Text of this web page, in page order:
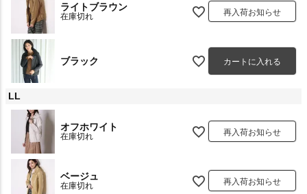
ライトブラウン
在庫切れ 再入荷お知らせ
ブラック カートに入れる
LL
オフホワイト
在庫切れ 再入荷お知らせ
ベージュ
在庫切れ 再入荷お知らせ